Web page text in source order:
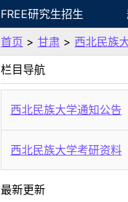
FREE研究生招生
首页 > 甘肃 > 西北民族
栏目导航
西北民族大学通知公告
西北民族大学考研资料
最新更新